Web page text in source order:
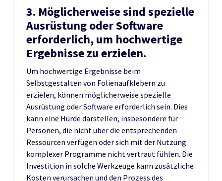
3. Möglicherweise sind spezielle
Ausrüstung oder Software
erforderlich, um hochwertige
Ergebnisse zu erzielen.
Um hochwertige Ergebnisse beim
Selbstgestalten von Folienaufklebern zu
erzielen, können möglicherweise spezielle
Ausrüstung oder Software erforderlich sein. Dies
kann eine Hürde darstellen, insbesondere für
Personen, die nicht über die entsprechenden
Ressourcen verfügen oder sich mit der Nutzung
komplexer Programme nicht vertraut fühlen. Die
Investition in solche Werkzeuge kann zusätzliche
Kosten verursachen und den Prozess des